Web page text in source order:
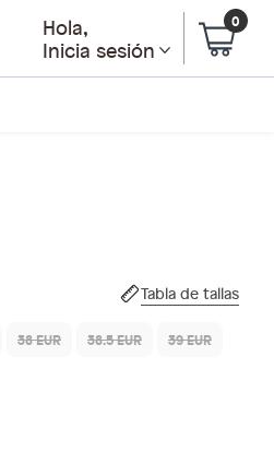
Hola,
Inicia sesión
0
Tabla de tallas
38 EUR 38.5 EUR
39 EUR